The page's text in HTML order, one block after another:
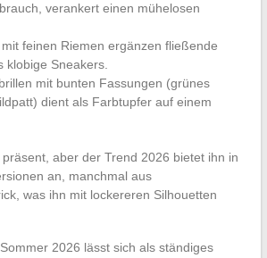
verankert einen mühelosen
feinen Riemen ergänzen fließende
klobige Sneakers.
mit bunten Fassungen (grünes
dient als Farbtupfer auf einem
präsent, aber der Trend 2026 bietet ihn in
an, manchmal aus
was ihn mit lockereren Silhouetten
2026 lässt sich als ständiges